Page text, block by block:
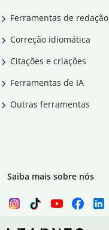
Ferramentas de redação
Correção idiomática
Citações e criações
Ferramentas de IA
Outras ferramentas
Saiba mais sobre nós